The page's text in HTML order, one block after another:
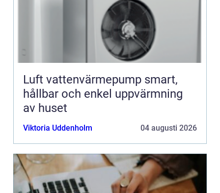
Luft vattenvärmepump smart,
hållbar och enkel uppvärmning
av huset
Viktoria Uddenholm 04 augusti 2026